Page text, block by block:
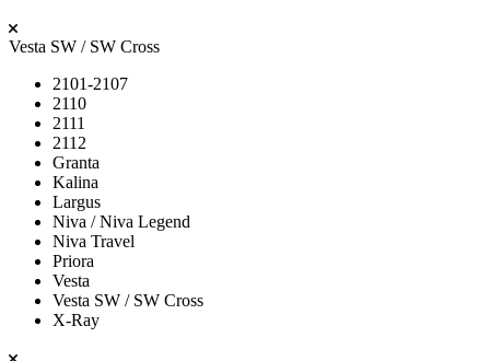
Vesta SW / SW Cross
2101-2107
2110
2111
2112
Granta
Kalina
Largus
Niva / Niva Legend
Niva Travel
Priora
Vesta
Vesta SW / SW Cross
X-Ray